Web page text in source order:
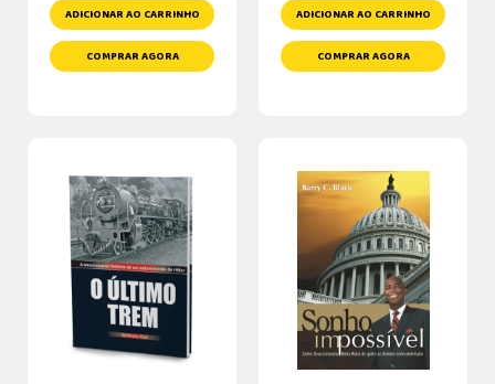
ADICIONAR AO CARRINHO
COMPRAR AGORA
ADICIONAR AO CARRINHO
COMPRAR AGORA